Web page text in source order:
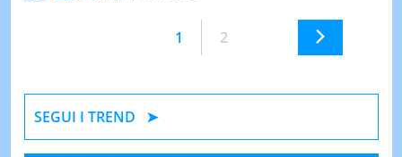
1 2
SEGUI I TREND